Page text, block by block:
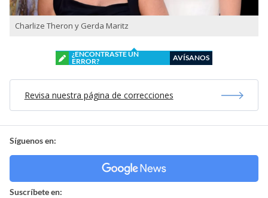
Charlize Theron y Gerda Maritz
¿ENCONTRASTE UN
ERROR?
AVÍSANOS
Revisa nuestra página de correcciones
Síguenos en:
Suscríbete en: